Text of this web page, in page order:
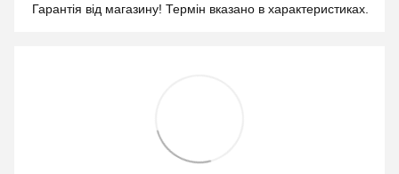
Гарантія від магазину! Термін вказано в характеристиках.